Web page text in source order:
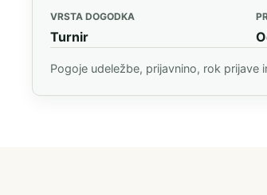
VRSTA DOGODKA
Turnir
Pogoje udeležbe, prijavnino, rok